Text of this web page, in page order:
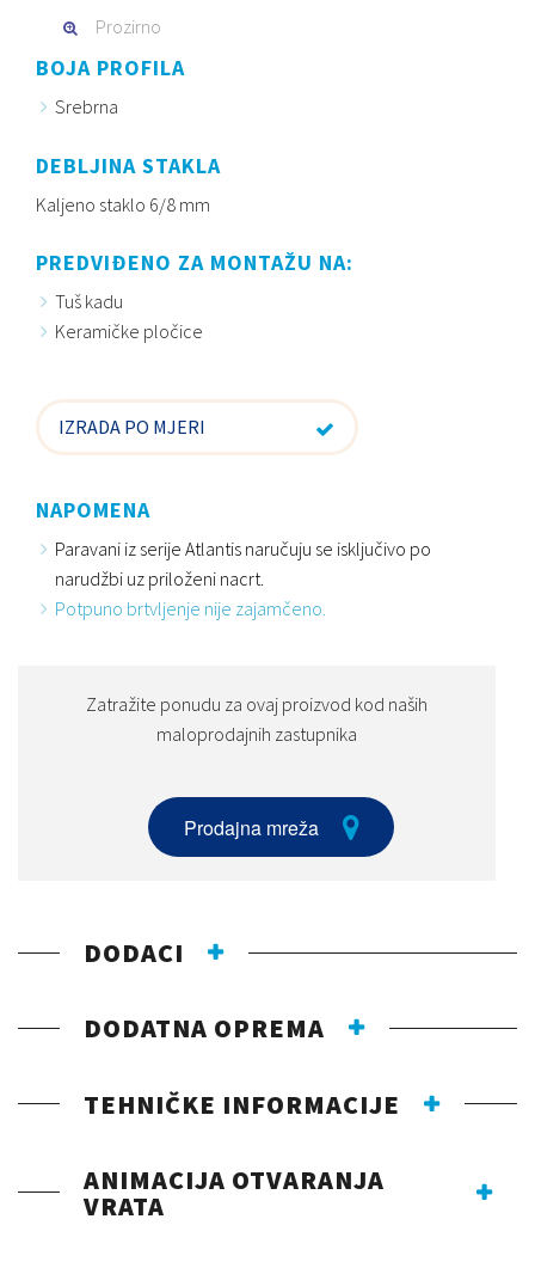
Prozirno
BOJA PROFILA
Srebrna
DEBLJINA STAKLA
Kaljeno staklo 6/8 mm
PREDVIĐENO ZA MONTAŽU NA:
Tuš kadu
Keramičke pločice
IZRADA PO MJERI
NAPOMENA
Paravani iz serije Atlantis naručuju se isključivo po
narudžbi uz priloženi nacrt.
Potpuno brtvljenje nije zajamčeno.
Zatražite ponudu za ovaj proizvod kod naših
maloprodajnih zastupnika
Prodajna mreža
DODACI
DODATNA OPREMA
TEHNIČKE INFORMACIJE
ANIMACIJA OTVARANJA
VRATA